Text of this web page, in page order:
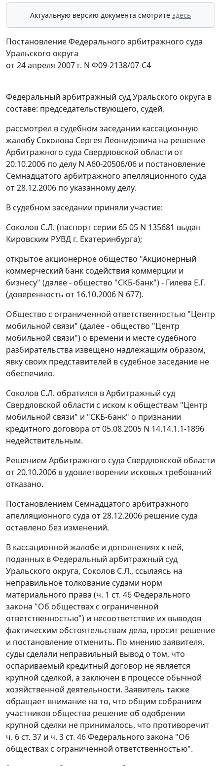
Актуальную версию документа смотрите здесь
Постановление Федерального арбитражного суда
Уральского округа
от 24 апреля 2007 г. N Ф09-2138/07-С4
Федеральный арбитражный суд Уральского округа в
составе: председательствующего, судей,
рассмотрел в судебном заседании кассационную
жалобу Соколова Сергея Леонидовича на решение
Арбитражного суда Свердловской области от
20.10.2006 по делу N А60-20506/06 и постановление
Семнадцатого арбитражного апелляционного суда
от 28.12.2006 по указанному делу.
В судебном заседании приняли участие:
Соколов С.Л. (паспорт серии 65 05 N 135681 выдан
Кировским РУВД г. Екатеринбурга);
открытое акционерное общество "Акционерный
коммерческий банк содействия коммерции и
бизнесу" (далее - общество "СКБ-банк") - Гилева Е.Г.
(доверенность от 16.10.2006 N 677).
Общество с ограниченной ответственностью "Центр
мобильной связи" (далее - общество "Центр
мобильной связи") о времени и месте судебного
разбирательства извещено надлежащим образом,
явку своих представителей в судебное заседание не
обеспечило.
Соколов С.Л. обратился в Арбитражный суд
Свердловской области с иском к обществам "Центр
мобильной связи" и "СКБ-банк" о признании
кредитного договора от 05.08.2005 N 14.14.1.1-1896
недействительным.
Решением Арбитражного суда Свердловской области
от 20.10.2006 в удовлетворении исковых требований
отказано.
Постановлением Семнадцатого арбитражного
апелляционного суда от 28.12.2006 решение суда
оставлено без изменений.
В кассационной жалобе и дополнениях к ней,
поданных в Федеральный арбитражный суд
Уральского округа, Соколов С.Л., ссылаясь на
неправильное толкование судами норм
материального права (ч. 1 ст. 46Федерального
закона "Об обществах с ограниченной
ответственностью") и несоответствие их выводов
фактическим обстоятельствам дела, просит решение
и постановление отменить. По мнению заявителя,
суды сделали неправильный вывод о том, что
оспариваемый кредитный договор не является
крупной сделкой, а заключен в процессе обычной
хозяйственной деятельности. Заявитель также
обращает внимание на то, что общим собранием
участников общества решение об одобрении
крупной сделки не принималось, что противоречит
ч. 6 ст. 37 и ч. 3 ст. 46Федерального закона "Об
обществах с ограниченной ответственностью".